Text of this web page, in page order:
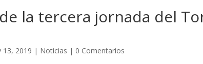
la tercera jornada del
13, 2019 | Noticias | 0 Comentarios